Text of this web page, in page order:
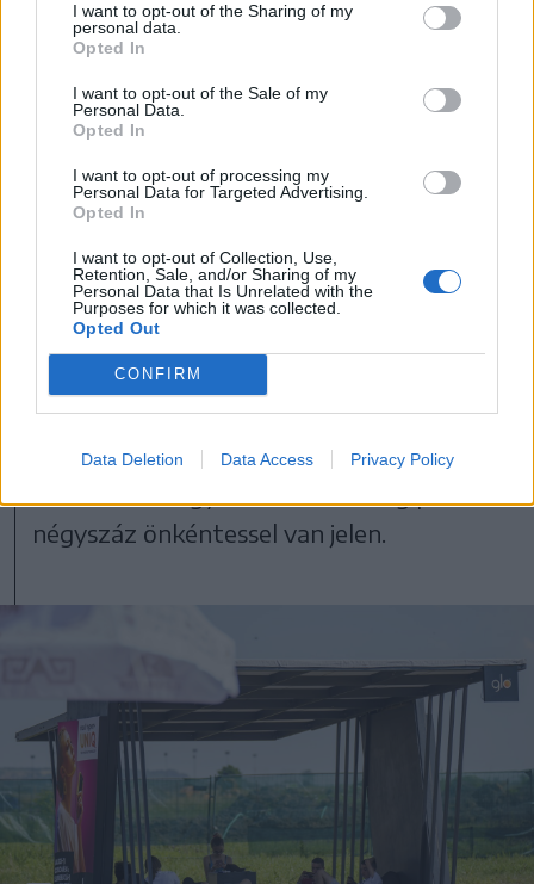
I want to opt-out of the Sharing of my
personal data.
Opted In
I want to opt-out of the Sale of my
Personal Data.
Opted In
I want to opt-out of processing my
Personal Data for Targeted Advertising.
Opted In
I want to opt-out of Collection, Use,
Retention, Sale, and/or Sharing of my
Personal Data that Is Unrelated with the
Purposes for which it was collected.
Opted Out
CONFIRM
Data Deletion Data Access Privacy Policy
A VIBE fesztivál nem csak zenei
programokban erős, egyfajta nyári
egyetemként VIBE Kolit is szerveznek,
amelyben nagyon sok segítséget kapnak a
szervezők a diákszervezetektől, a
négyszáz önkéntessel van jelen.